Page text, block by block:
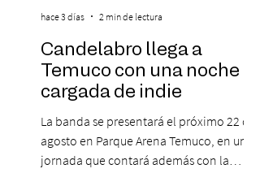
Candelabro llega a
Temuco con una noche
cargada de indie
La banda se presentará el próximo 22 de
agosto en Parque Arena Temuco, en una
jornada que contará además con la
hace 3 días 2 min de lectura